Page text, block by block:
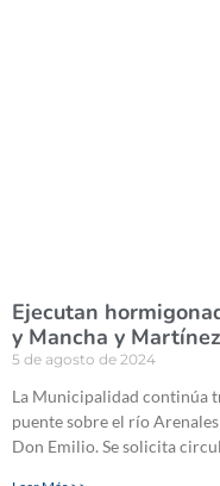
Ejecutan
y Mancha y
5 de agosto de 2024
La Municipalidad continúa
puente sobre el río
Don Emilio. Se solicita